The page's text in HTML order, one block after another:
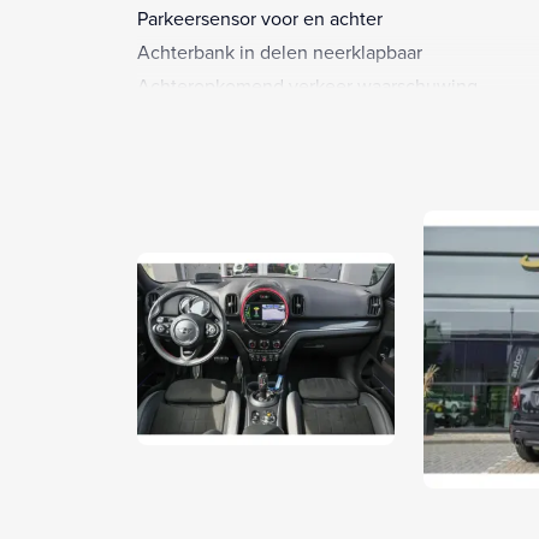
Parkeersensor voor en achter
Achterbank in delen neerklapbaar
Achteropkomend verkeer waarschuwing
Bestuurdersstoel in hoogte verstelbaar
Bluetooth telefoonvoorbereiding
Boordcomputer
Buitenspiegels elektrisch verstel- en
Buitenspiegels in carrosseriekleur
Cruise control